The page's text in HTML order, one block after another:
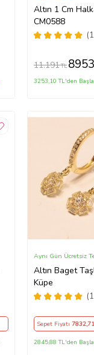
Altın 1 Cm
CM0588
11.191TL 8953
3253,10 TL'den
Altın Baget
Küpe
Aynı Gün Ücretsiz
Sepet Fiyatı7832
2845,88 TL'den